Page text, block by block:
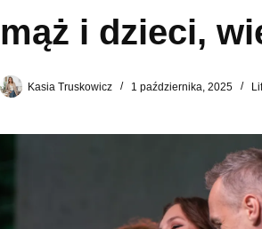
mąż i dzieci,
Kasia Truskowicz 1 października, 2025